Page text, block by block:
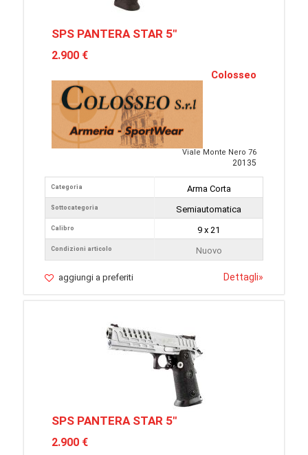
SPS PANTERA STAR 5"
2.900 €
Colosseo
Viale Monte Nero 76
20135
Categoria
Sottocategoria
Calibro
Condizioni articolo
Arma Corta
Semiautomatica
9 x 21
Nuovo
aggiungi a preferiti Dettagli»
SPS PANTERA STAR 5"
2.900 €